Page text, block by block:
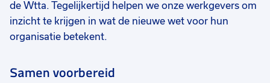
de Wtta. Tegelijkertijd helpen we onze werkgevers om
inzicht te krijgen in wat de nieuwe wet voor hun
organisatie betekent.
Samen voorbereid